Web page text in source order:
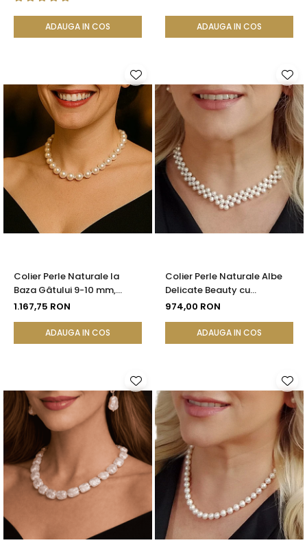
ADAUGA IN COS ADAUGA IN COS
Colier Perle Naturale la
Baza Gâtului 9-10 mm,
Argint 925, Reglabil |
1.167,75 RON
ADAUGA IN COS
Colier Perle Naturale Albe
Delicate Beauty cu
Închizătoare Argint |
974,00 RON
ADAUGA IN COS